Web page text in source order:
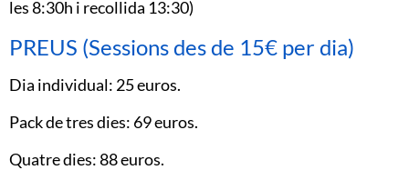
les 8:30h i recollida 13:30)
PREUS (Sessions des de 15€ per dia)
Dia individual: 25 euros.
Pack de tres dies: 69 euros.
Quatre dies: 88 euros.